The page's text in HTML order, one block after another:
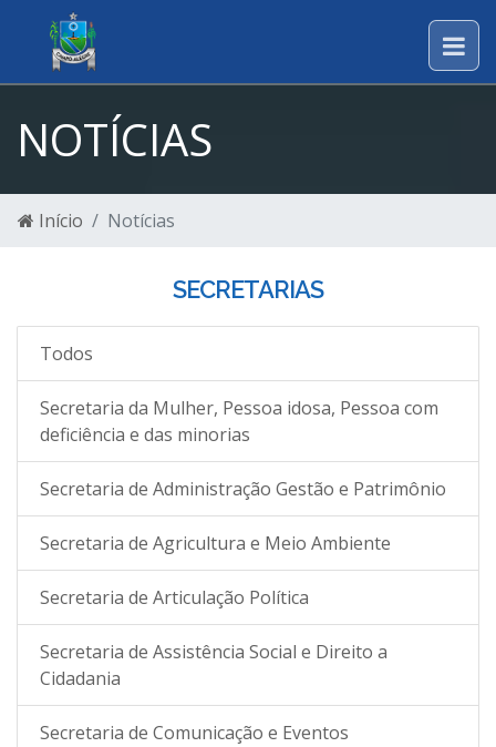
NOTÍCIAS
Início Notícias
SECRETARIAS
Todos
Secretaria da Mulher, Pessoa idosa, Pessoa com
deficiência e das minorias
Secretaria de Administração Gestão e Patrimônio
Secretaria de Agricultura e Meio Ambiente
Secretaria de Articulação Política
Secretaria de Assistência Social e Direito a
Cidadania
Secretaria de Comunicação e Eventos